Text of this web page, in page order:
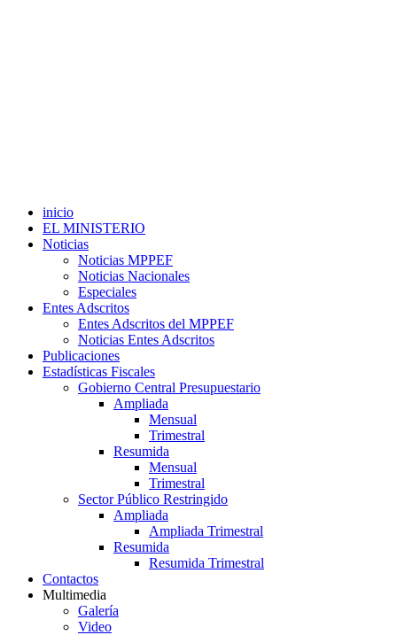
inicio
EL MINISTERIO
Noticias
Noticias MPPEF
Noticias Nacionales
Especiales
Entes Adscritos
Entes Adscritos del MPPEF
Noticias Entes Adscritos
Publicaciones
Estadísticas Fiscales
Gobierno Central Presupuestario
Ampliada
Mensual
Trimestral
Resumida
Mensual
Trimestral
Sector Público Restringido
Ampliada
Ampliada Trimestral
Resumida
Resumida Trimestral
Contactos
Multimedia
Galería
Video